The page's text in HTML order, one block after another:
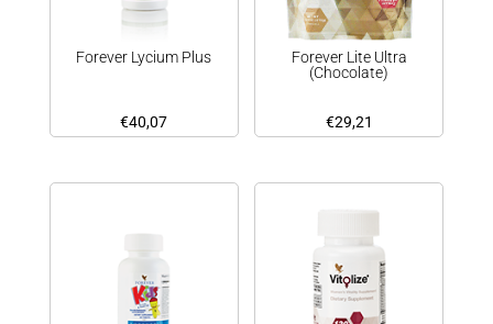
Forever Lycium Plus
€40,07
Forever Lite Ultra
(Chocolate)
€29,21